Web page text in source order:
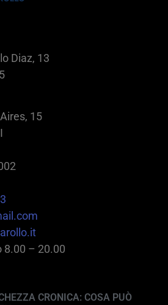
Diaz, 13
15
8.00 – 20.00
CRONICA: COSA PUÒ